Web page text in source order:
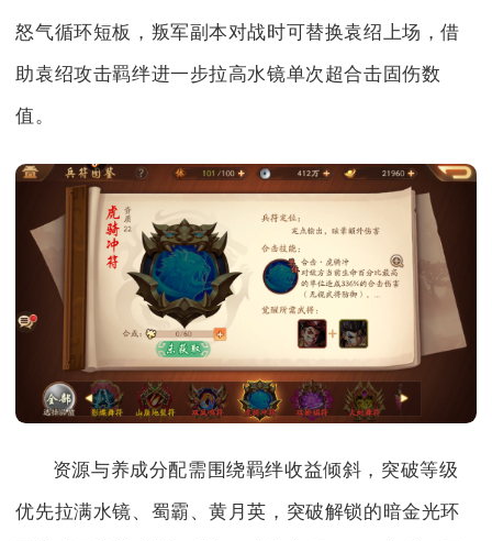
怒气循环短板，叛军副本对战时可替换袁绍上场，借
助袁绍攻击羁绊进一步拉高水镜单次超合击固伤数
值。
资源与养成分配需围绕羁绊收益倾斜，突破等级
优先拉满水镜、蜀霸、黄月英，突破解锁的暗金光环